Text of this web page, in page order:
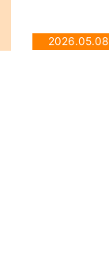
2026.05.08